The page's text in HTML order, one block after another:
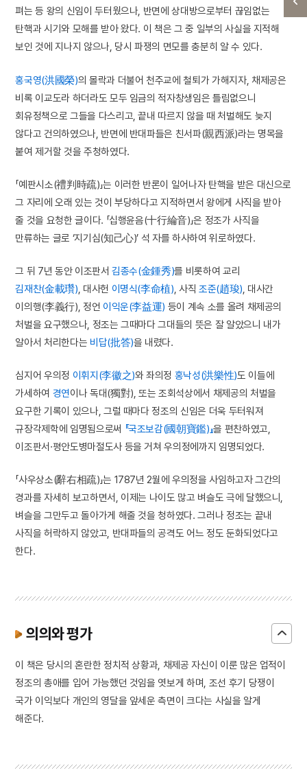
펴는 등 왕의 신임이 두터웠으나, 반면에 상대방으로부터 끊임없는
탄핵과 시기와 모해를 받아 왔다. 이 책은 그 중 일부의 사실을 지적해
보인 것에 지나지 않으나, 당시 파쟁의 면모를 충분히 알 수 있다.
홍국영(洪國榮)의 몰락과 더불어 천주교에 철퇴가 가해지자, 채제공은
비록 이교도라 하더라도 모두 임금의 적자창생임은 틀림없으니
회유정책으로 그들을 다스리고, 끝내 따르지 않을 때 처벌해도 늦지
않다고 건의하였으나, 반면에 반대파들은 친서파(親西派)라는 명목을
붙여 제거할 것을 주청하였다.
「예판시소(禮判時疏)」는 이러한 반론이 일어나자 탄핵을 받은 대신으로
그 자리에 오래 있는 것이 부당하다고 지적하면서 왕에게 사직을 받아
줄 것을 요청한 글이다. 「십행윤음(十行綸音)」은 정조가 사직을
만류하는 글로 ‘지기심(知己心)’ 석 자를 하사하여 위로하였다.
그 뒤 7년 동안 이조판서김종수(金鍾秀)를 비롯하여 교리
김재찬(金載瓚) , 대사헌 이명식(李命植) , 사직 조준(趙㻐) , 대사간
이의행(李義行), 정언 이익운(李益運) 등이 계속 소를 올려 채제공의
처벌을 요구했으나, 정조는 그때마다 그대들의 뜻은 잘 알았으니 내가
알아서 처리한다는 비답(批答)을 내렸다.
심지어 우의정 이휘지(李徽之)와 좌의정 홍낙성(洪樂性)도 이들에
가세하여 경연이나 독대(獨對), 또는 조회석상에서 채제공의 처벌을
요구한 기록이 있으나, 그럴 때마다 정조의 신임은 더욱 두터워져
규장각제학에 임명됨으로써 『국조보감(國朝寶鑑)』을 편찬하였고,
이조판서·평안도병마절도사 등을 거쳐 우의정에까지 임명되었다.
「사우상소(辭右相疏)」는 1787년 2월에 우의정을 사임하고자 그간의
경과를 자세히 보고하면서, 이제는 나이도 많고 벼슬도 극에 달했으니,
벼슬을 그만두고 돌아가게 해줄 것을 청하였다. 그러나 정조는 끝내
사직을 허락하지 않았고, 반대파들의 공격도 어느 정도 둔화되었다고
한다.
의의와 평가
이 책은 당시의 혼란한 정치적 상황과, 채제공 자신이 이룬 많은 업적이
정조의 총애를 입어 가능했던 것임을 엿보게 하며, 조선 후기 당쟁이
국가 이익보다 개인의 영달을 앞세운 측면이 크다는 사실을 알게
해준다.